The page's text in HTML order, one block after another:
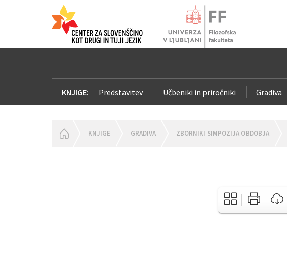
KNJIGE: Predstavitev Učbeniki in priročniki Gradiva
HOMEPAGE
KNJIGE GRADIVA ZBORNIKI SIMPOZIJA OBDOBJA